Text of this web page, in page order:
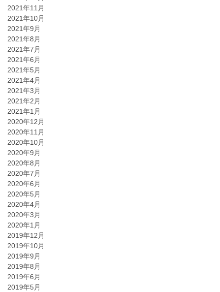
2021年11月
2021年10月
2021年9月
2021年8月
2021年7月
2021年6月
2021年5月
2021年4月
2021年3月
2021年2月
2021年1月
2020年12月
2020年11月
2020年10月
2020年9月
2020年8月
2020年7月
2020年6月
2020年5月
2020年4月
2020年3月
2020年1月
2019年12月
2019年10月
2019年9月
2019年8月
2019年6月
2019年5月